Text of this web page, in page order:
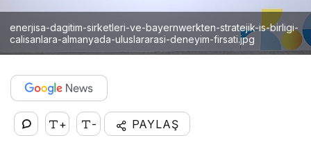
enerjisa-dagitim-sirketleri-ve-bayernwerkten-stratejik-is-birligi-
calisanlara-almanyada-uluslararasi-deneyim-firsati.jpg
+ - PAYLAŞ